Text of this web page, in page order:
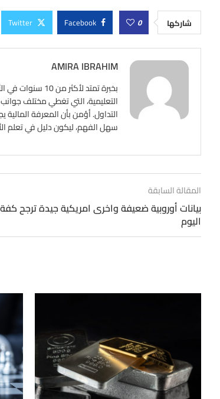
شاركها 0
Facebook
Twitter
AMIRA IBRAHIM
بخبرة تمتد
التعليمية، التي تغطي مختلف
التداول. أؤمن بأن المعرفة
سهل الفهم، ليكون دليل في تعلم
المقالة السابقة
بيانات أوروبية ضعيفة واخرى امريكية جيدة ترجح كفة
اليوم